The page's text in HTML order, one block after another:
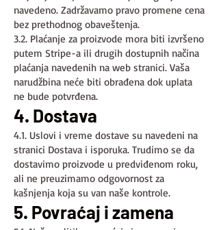
navedeno. Zadržavamo pravo promene cena
bez prethodnog obaveštenja.
3.2. Plaćanje za proizvode mora biti izvršeno
putem Stripe-a ili drugih dostupnih načina
plaćanja navedenih na web stranici. Vaša
narudžbina neće biti obrađena dok uplata
ne bude potvrđena.
4. Dostava
4.1. Uslovi i vreme dostave su navedeni na
stranici Dostava i isporuka. Trudimo se da
dostavimo proizvode u predviđenom roku,
ali ne preuzimamo odgovornost za
kašnjenja koja su van naše kontrole.
5. Povraćaj i zamena